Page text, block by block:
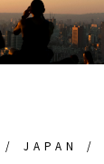
JAPAN